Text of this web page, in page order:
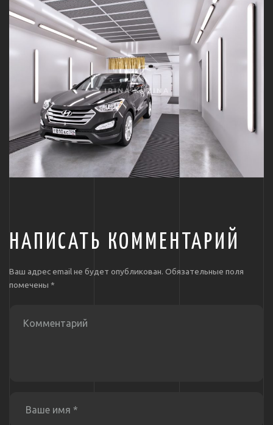
НАПИСАТЬ КОММЕНТАРИЙ
Ваш адрес email не будет опубликован. Обязательные поля
помечены *